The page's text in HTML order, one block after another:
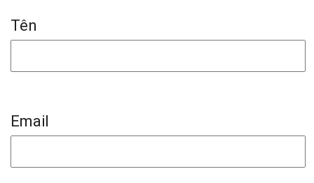
Tên
Email